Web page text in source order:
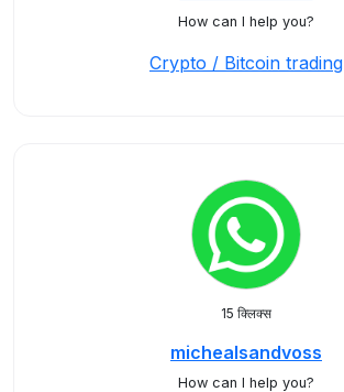
How can I help you?
Crypto / Bitcoin trading
15 क्लिक्स
michealsandvoss
How can I help you?